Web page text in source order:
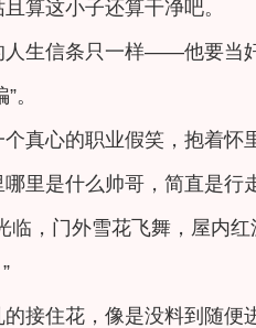
算这小子还算干净吧。
人生信条只一样——他要当
。
个真心的职业假笑，抱着怀
里是什么帅哥，简直是
临，门外雪花飞舞，屋内
的接住花，像是没料到随